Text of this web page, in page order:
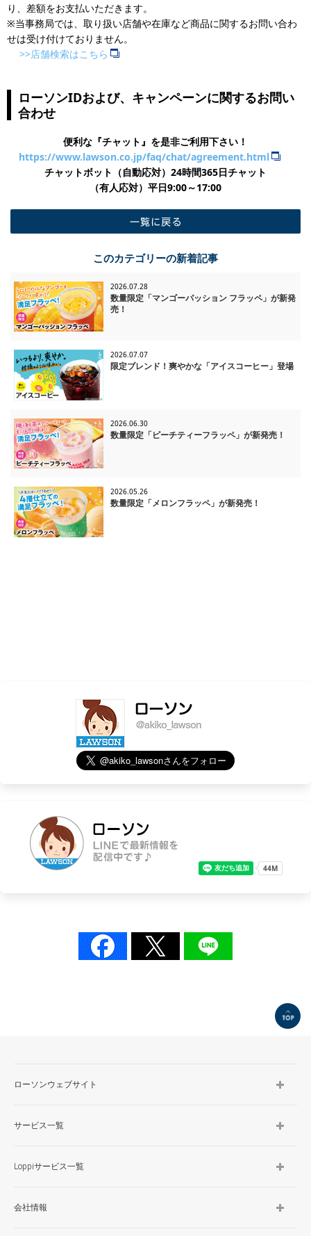
り、差額をお支払いただきます。
※当事務局では、取り扱い店舗や在庫など商品に関するお問い合わ
せは受け付けておりません。
>>店舗検索はこちら
ローソンIDおよび、キャンペーンに関するお問い
合わせ
便利な『チャット』を是非ご利用下さい！
https://www.lawson.co.jp/faq/chat/agreement.html
チャットボット（自動応対）24時間365日チャット
​（有人応対）平日9:00～17:00
このカテゴリーの新着記事
2026.07.28
数量限定「マンゴーパッション フラッペ」が新発
売！
2026.07.07
限定ブレンド！爽やかな「アイスコーヒー」登場
2026.06.30
数量限定「ピーチティーフラッペ」が新発売！
2026.05.26
数量限定「メロンフラッペ」が新発売！
ローソンウェブサイト
サービス一覧
Loppiサービス一覧
会社情報